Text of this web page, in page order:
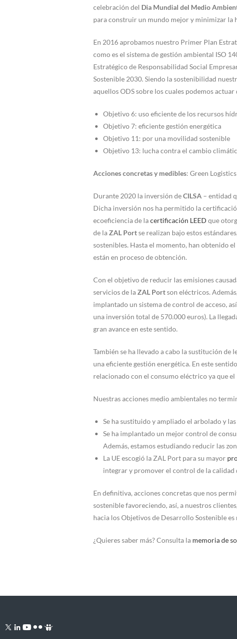
celebración del Dia Mundial del Medio
para construir un mundo mejor y minimizar la
En 2016 aprobamos nuestro Primer Plan
como es el sistema de gestión ambiental ISO
Estratégico de Responsabilidad Social
Sostenible 2030. Siendo la sostenibilidad
aquellos ODS sobre los cuales podemos
Objetivo 6: uso eficiente de los recursos
Objetivo 7: eficiente gestión energética
Objetivo 11: por una movilidad sostenible
Objetivo 13: lucha contra el cambio
Acciones concretas y medibles: Green Logistics
Durante 2020 la inversión deCILSA – entidad
Dicha inversión nos ha permitido la
ecoeficiencia de lacertificación LEED que
de laZAL Portse realizan bajo estos
sostenibles. Hasta el momento, han obtenido
están en proceso de obtención.
Con el objetivo de reducir las emisiones
servicios de laZAL Portson eléctricos.
implantado un sistema de control de acceso,
una inversión total de 570.000 euros). La
gran avance en este sentido.
También se ha llevado a cabo la sustitución de
una eficiente gestión energética. En este
relacionado con el consumo eléctrico ya que
Nuestras acciones medio ambientales no
Se ha sustituido y ampliado el arbolado y las
Se ha implantado un mejor control de
Además, estamos estudiando reducir las
La UE escogió la ZAL Port para su mayor
integrar y promover el control de la calidad
En definitiva, acciones concretas que nos
sostenible favoreciendo, así, a nuestros
hacia los Objetivos de Desarrollo Sostenible
¿Quieres saber más? Consulta la memoria de